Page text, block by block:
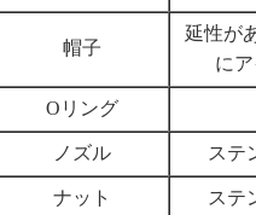
帽子
延性が
に
Oリング
ノズル ステ
ナット ステ